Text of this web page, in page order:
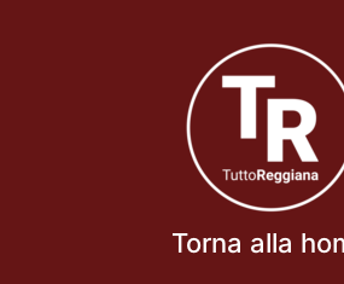
Torna alla